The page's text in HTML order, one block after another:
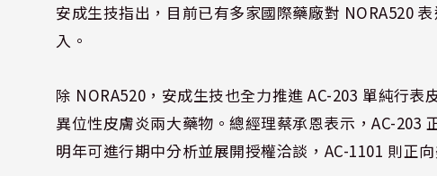
安成生技指出，目前已有多家國際藥廠對 NORA520
入。
除 NORA520，安成生技也全力推進 AC-203 單純行表
異位性皮膚炎兩大藥物。總經理蔡承恩表示，AC-203
明年可進行期中分析並展開授權洽談，AC-1101 則正